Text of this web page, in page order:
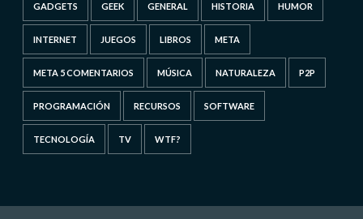
GADGETS GEEK GENERAL HISTORIA HUMOR
INTERNET JUEGOS LIBROS META
META 5 COMENTARIOS MÚSICA NATURALEZA P2P
PROGRAMACIÓN RECURSOS SOFTWARE
TECNOLOGÍA TV WTF?